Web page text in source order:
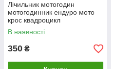
Лічильник мотогодин
мотогодинник ендуро мото
крос квадроцикл
В наявності
350 ₴